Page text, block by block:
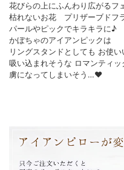
花びらの上にふんわり広がるフ
枯れないお花 プリザーブドフ
パールやピックでキラキラに♪
かぼちゃのアイアンピックは
リングスタンドとしても お使い
吸い込まれそうな ロマンティッ
虜になってしまいそう…♥